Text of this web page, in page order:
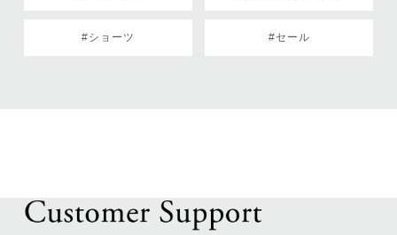
#ショーツ #セール